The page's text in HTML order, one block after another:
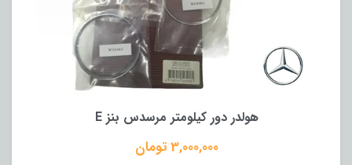
هولدر دور کیلومتر مرسدس بنز E
3,000,000 تومان